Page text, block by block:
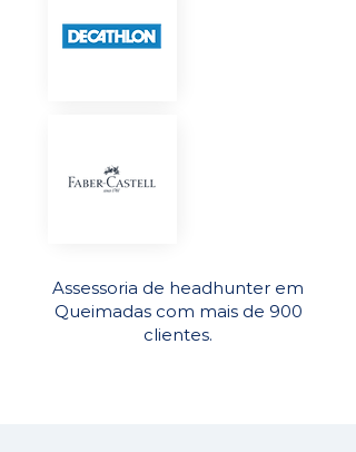
Assessoria de headhunter em
Queimadas com mais de 900
clientes.